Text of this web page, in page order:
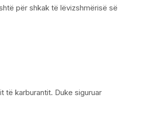
për shkak të lëvizshmërisë së
të karburantit. Duke siguruar